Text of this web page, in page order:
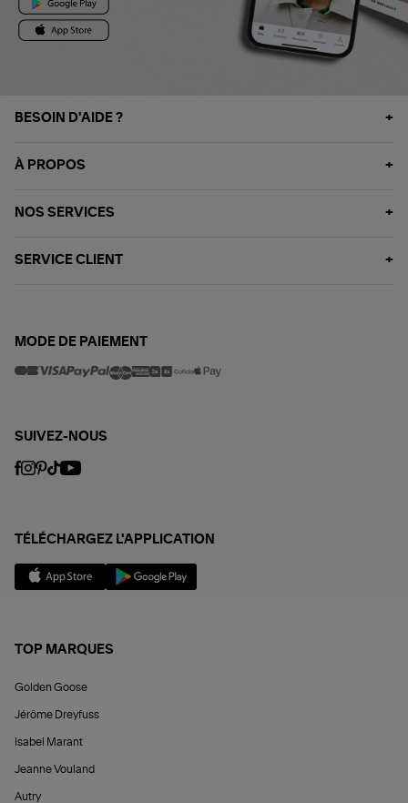
BESOIN D'AIDE ?
À PROPOS
NOS SERVICES
SERVICE CLIENT
MODE DE PAIEMENT
SUIVEZ-NOUS
TÉLÉCHARGEZ L'APPLICATION
TOP MARQUES
Golden Goose
Jérôme Dreyfuss
Isabel Marant
Jeanne Vouland
Autry